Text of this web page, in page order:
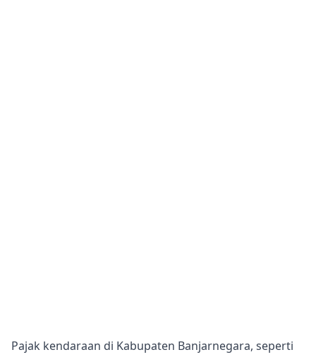
Pajak kendaraan di Kabupaten Banjarnegara, seperti